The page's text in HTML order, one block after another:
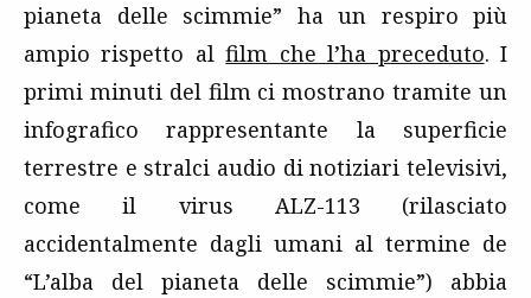
pianeta delle scimmie” ha un respiro più
ampio rispetto alfilm che l’ha preceduto. I
primi minuti del film ci mostrano tramite un
infografico rappresentante la superficie
terrestre e stralci audio di notiziari televisivi,
come il virus ALZ-113 (rilasciato
accidentalmente dagli umani al termine de
“L’alba del pianeta delle scimmie”) abbia